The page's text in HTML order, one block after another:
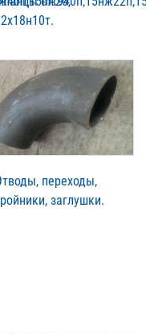
переходы,
заглушки.